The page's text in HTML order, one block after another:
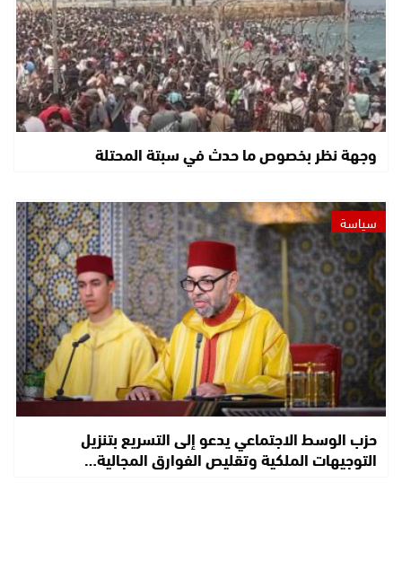
وجهة نظر بخصوص ما حدث في سبتة المحتلة
سياسة
حزب الوسط الاجتماعي يدعو إلى التسريع بتنزيل
التوجيهات الملكية وتقليص الفوارق المجالية…